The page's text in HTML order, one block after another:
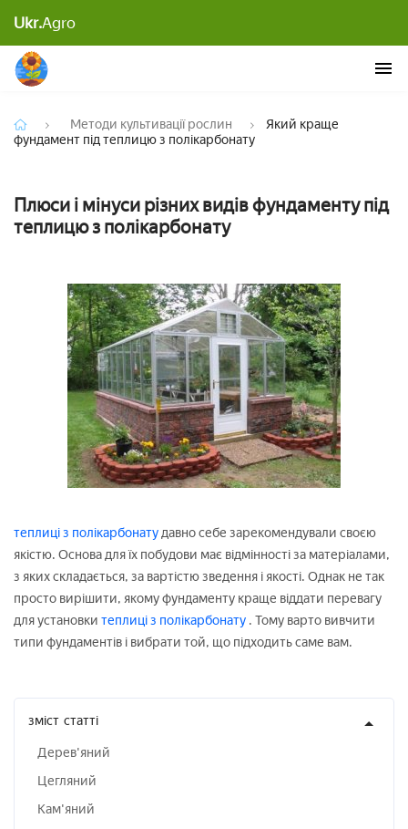
Ukr.Agroполікарбонату
Методи культивації рослин
Який краще
фундамент під теплицю з полікарбонату
Плюси і мінуси різних видів фундаменту під
теплицю з полікарбонату
теплиці з полікарбонатудавно себе зарекомендували своєю
якістю. Основа для їх побудови має відмінності за матеріалами,
з яких складається, за вартістю зведення і якості. Однак не так
просто вирішити, якому фундаменту краще віддати перевагу
для установки теплиці з полікарбонату . Тому варто вивчити
типи фундаментів і вибрати той, що підходить саме вам.
зміст статті
Дерев'яний
Цегляний
Кам'яний